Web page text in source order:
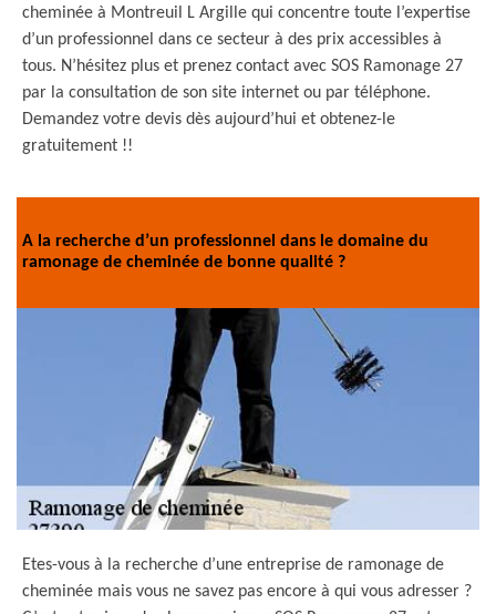
cheminée à Montreuil L Argille qui concentre toute l’expertise
d’un professionnel dans ce secteur à des prix accessibles à
tous. N’hésitez plus et prenez contact avec SOS Ramonage 27
par la consultation de son site internet ou par téléphone.
Demandez votre devis dès aujourd’hui et obtenez-le
gratuitement !!
A la recherche d’un professionnel dans le domaine du
ramonage de cheminée de bonne qualité ?
Etes-vous à la recherche d’une entreprise de ramonage de
cheminée mais vous ne savez pas encore à qui vous adresser ?